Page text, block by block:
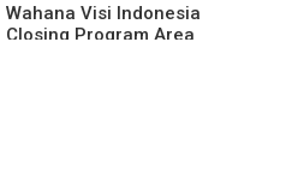
Wahana Visi Indonesia
Closing Program Area